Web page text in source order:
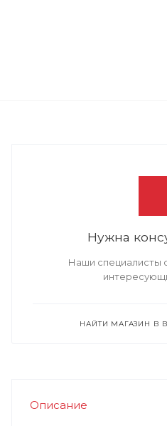
Нужна
Наши специалисты
НАЙТИ МАГАЗИН В
Описание